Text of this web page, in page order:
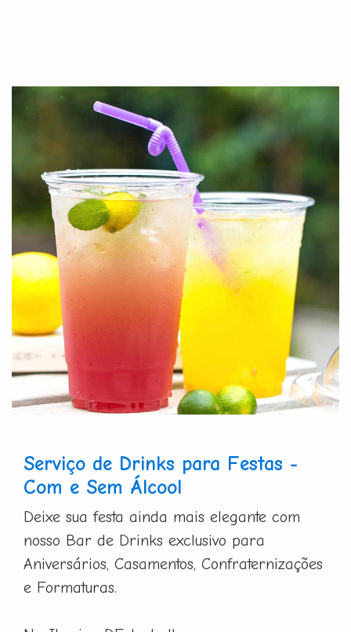
Serviço de Drinks para Festas -
Com e Sem Álcool
Deixe sua festa ainda mais elegante com
nosso Bar de Drinks exclusivo para
Aniversários, Casamentos, Confraternizações
e Formaturas.